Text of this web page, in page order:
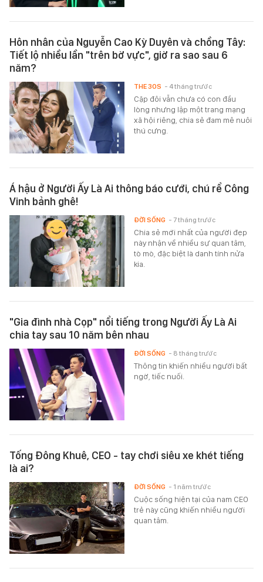
Hôn nhân của Nguyễn Cao Kỳ Duyên và chồng Tây:
Tiết lộ nhiều lần "trên bờ vực", giờ ra sao sau 6
năm?
Cặp đôi vẫn chưa có con đầu
lòng nhưng lập một trang mạng
xã hội riêng, chia sẻ đam mê nuôi
thú cưng.
THE 30S - 4 tháng trước
Á hậu ở Người Ấy Là Ai thông báo cưới, chú rể Công
Vinh bảnh ghê!
Chia sẻ mới nhất của người đẹp
này nhận về nhiều sự quan tâm,
tò mò, đặc biệt là danh tính nửa
kia.
ĐỜI SỐNG - 7 tháng trước
"Gia đình nhà Cọp" nổi tiếng trong Người Ấy Là Ai
chia tay sau 10 năm bên nhau
Thông tin khiến nhiều người bất
ngờ, tiếc nuối.
ĐỜI SỐNG - 8 tháng trước
Tống Đông Khuê, CEO - tay chơi siêu xe khét tiếng
là ai?
Cuộc sống hiện tại của nam CEO
trẻ này cũng khiến nhiều người
quan tâm.
ĐỜI SỐNG - 1 năm trước